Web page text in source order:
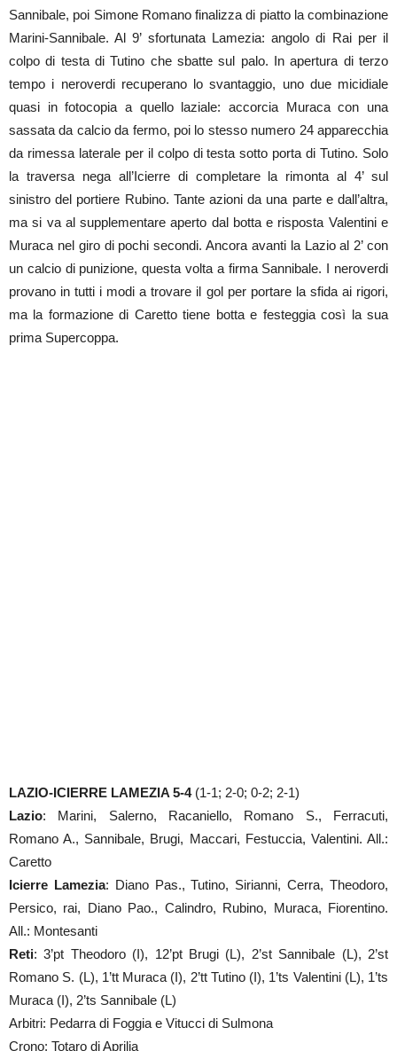
Sannibale, poi Simone Romano finalizza di piatto la combinazione
Marini-Sannibale. Al 9’ sfortunata Lamezia: angolo di Rai per il
colpo di testa di Tutino che sbatte sul palo. In apertura di terzo
tempo i neroverdi recuperano lo svantaggio, uno due micidiale
quasi in fotocopia a quello laziale: accorcia Muraca con una
sassata da calcio da fermo, poi lo stesso numero 24 apparecchia
da rimessa laterale per il colpo di testa sotto porta di Tutino. Solo
la traversa nega all’Icierre di completare la rimonta al 4’ sul
sinistro del portiere Rubino. Tante azioni da una parte e dall’altra,
ma si va al supplementare aperto dal botta e risposta Valentini e
Muraca nel giro di pochi secondi. Ancora avanti la Lazio al 2’ con
un calcio di punizione, questa volta a firma Sannibale. I neroverdi
provano in tutti i modi a trovare il gol per portare la sfida ai rigori,
ma la formazione di Caretto tiene botta e festeggia così la sua
prima Supercoppa.
LAZIO-ICIERRE LAMEZIA 5-4 (1-1; 2-0; 0-2; 2-1)
Lazio: Marini, Salerno, Racaniello, Romano S., Ferracuti,
Romano A., Sannibale, Brugi, Maccari, Festuccia, Valentini. All.:
Caretto
Icierre Lamezia: Diano Pas., Tutino, Sirianni, Cerra, Theodoro,
Persico, rai, Diano Pao., Calindro, Rubino, Muraca, Fiorentino.
All.: Montesanti
Reti: 3’pt Theodoro (I), 12’pt Brugi (L), 2’st Sannibale (L), 2’st
Romano S. (L), 1’tt Muraca (I), 2’tt Tutino (I), 1’ts Valentini (L), 1’ts
Muraca (I), 2’ts Sannibale (L)
Arbitri: Pedarra di Foggia e Vitucci di Sulmona
Crono: Totaro di Aprilia